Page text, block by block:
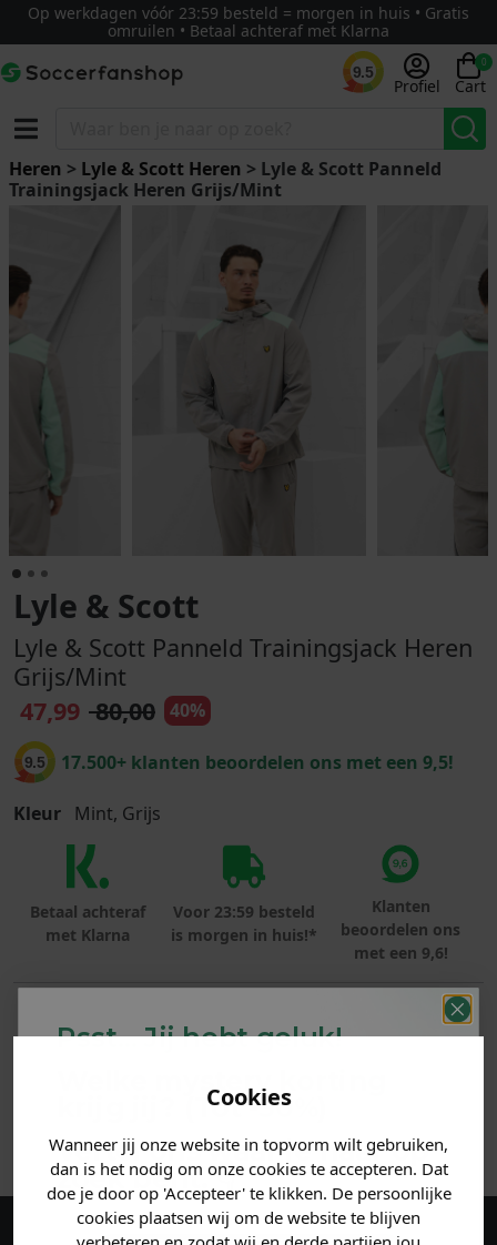
Cookies
Wanneer jij onze website in topvorm wilt gebruiken,
dan is het nodig om onze cookies te accepteren. Dat
doe je door op 'Accepteer' te klikken. De persoonlijke
cookies plaatsen wij om de website te blijven
Op werkdagen vóór 23:59 besteld = morgen in huis • Gratis
omruilen • Betaal achteraf met Klarna
9.5
Profiel
0
Cart
Heren > Lyle & Scott Heren > Lyle & Scott Panneld
Trainingsjack Heren Grijs/Mint
Lyle & Scott
Lyle & Scott Panneld Trainingsjack Heren
Grijs/Mint
47,99 80,00 40%
9.5 17.500+ klanten beoordelen ons met een 9,5!
Kleur Mint, Grijs
Betaal achteraf
met Klarna
Voor 23:59 besteld
is morgen in huis!*
Klanten
beoordelen ons
met een 9,6!
Psst... Jij hebt geluk!
Welke mystery
krijg jij? (Tot-30%
Vertel ons waar je naar op
zoek bent. 👇